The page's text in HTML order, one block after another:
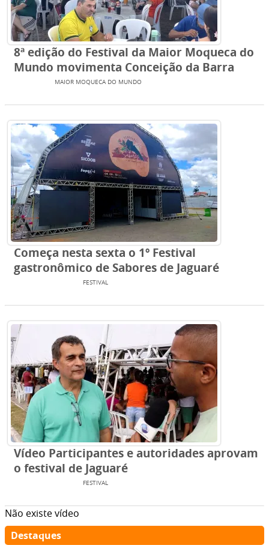
8ª edição do Festival da Maior Moqueca do
Mundo movimenta Conceição da Barra
MAIOR MOQUECA DO MUNDO
Começa nesta sexta o 1º Festival
gastronômico de Sabores de Jaguaré
FESTIVAL
Vídeo Participantes e autoridades aprovam
o festival de Jaguaré
FESTIVAL
Não existe vídeo
Destaques